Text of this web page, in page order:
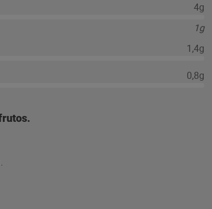
4g
1g
1,4g
0,8g